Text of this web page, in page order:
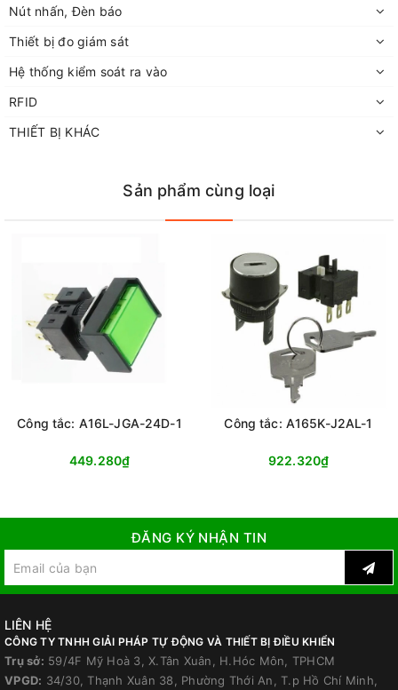
Nút nhấn, Đèn báo
Thiết bị đo giám sát
Hệ thống kiểm soát ra vào
RFID
THIẾT BỊ KHÁC
Sản phẩm cùng loại
Công tắc: A16L-JGA-24D-1
449.280₫
Công tắc: A165K-J2AL-1
922.320₫
ĐĂNG KÝ NHẬN TIN
LIÊN HỆ
CÔNG TY TNHH GIẢI PHÁP TỰ ĐỘNG VÀ THIẾT BỊ ĐIỀU KHIỂN
Trụ sở: 59/4F Mỹ Hoà 3, X.Tân Xuân, H.Hóc Môn, TPHCM
VPGD: 34/30, Thạnh Xuân 38, Phường Thới An, T.p Hồ Chí Minh,